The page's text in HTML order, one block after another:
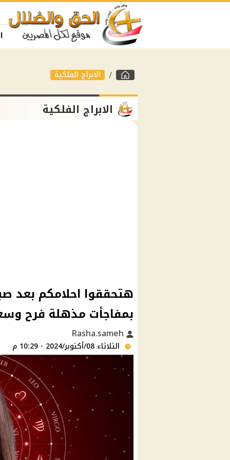
الابراج الفلكية
الابراج الفلكية
بمفاجأت مذهلة فرح
الثلاثاء 08/أكتوبر/2024 - 10:29 م